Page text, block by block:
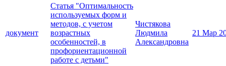
документ
Статья "Оптимальность
используемых форм и
методов, с учетом
возрастных
особенностей, в
профориентационной
работе с детьми"
Чистякова
Людмила
Александровна
21 Мар